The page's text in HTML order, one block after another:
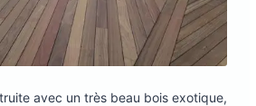
avec un très beau bois exotique,